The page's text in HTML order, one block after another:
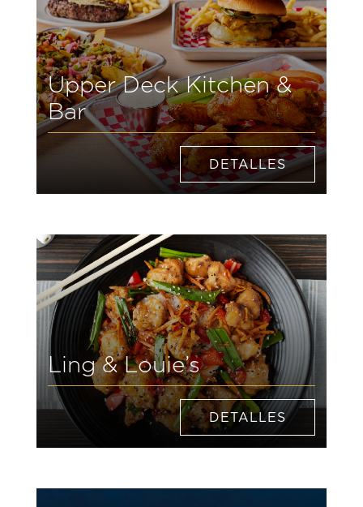
Upper Deck Kitchen &
Bar
DETALLES
Ling & Louie’s
DETALLES